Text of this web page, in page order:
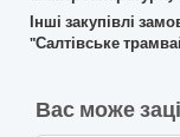
Інші закупівлі
"Салтівське
Вас може